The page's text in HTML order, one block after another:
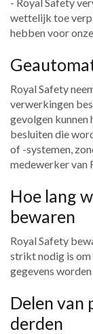
wettelijk toe
hebben voor
Royal Safety
verwerkingen
gevolgen kunnen
besluiten die
of -systemen,
medewerker van
Hoe lang
bewaren
Royal Safety
strikt nodig is om
gegevens
Delen van
derden